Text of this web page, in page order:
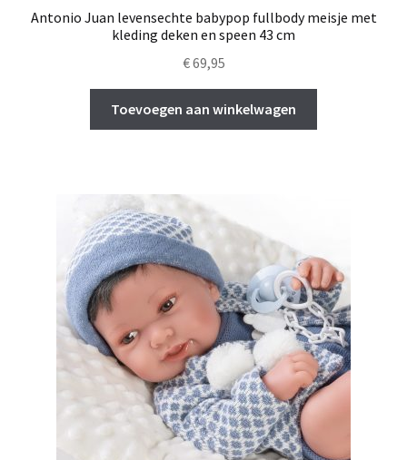
Antonio Juan levensechte babypop fullbody meisje met
kleding deken en speen 43 cm
€69,95
Toevoegen aan winkelwagen